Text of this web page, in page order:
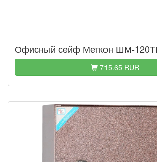
Офисный сейф Меткон ШМ-
715.65 RUR